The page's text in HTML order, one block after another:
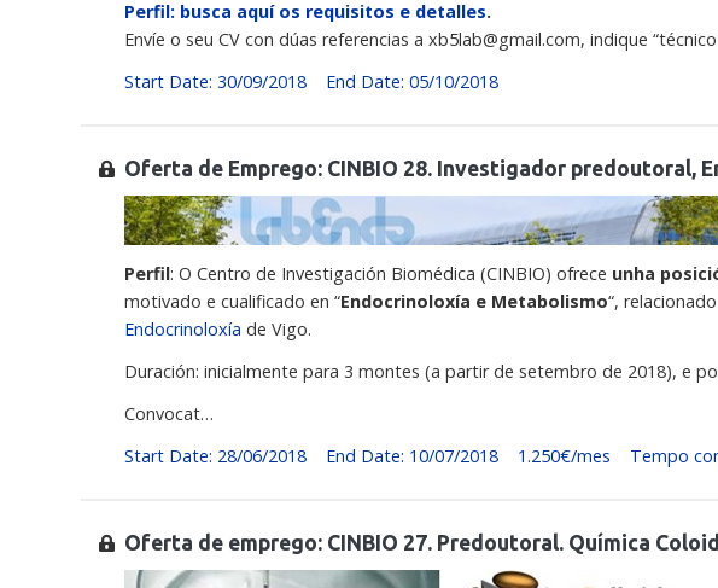
Perfil: busca aquí os requisitos e detalles.
Envíe o seu CV con dúas referencias a xb5lab@gmail.com, indique
Start Date: 30/09/2018
End Date: 05/10/2018
Oferta de Emprego: CINBIO 28. Investigador predoutoral,
Perfil: O Centro de Investigación Biomédica (CINBIO) ofrece unha
motivado e cualificado en “Endocrinoloxía e Metabolismo“,
Endocrinoloxía de Vigo.
Duración: inicialmente para 3 montes (a partir de setembro de 2018), e
Convocat…
Start Date: 28/06/2018
End Date: 10/07/2018 1.250€/mes Tempo
Oferta de emprego: CINBIO 27. Predoutoral. Química